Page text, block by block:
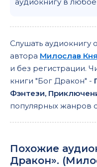
Слушать аудиокнигу
автора Милослав
и без регистрации.
книги "Бог Дракон" -
Фэнтези,
популярных жанров
Похожие
Дракон». (